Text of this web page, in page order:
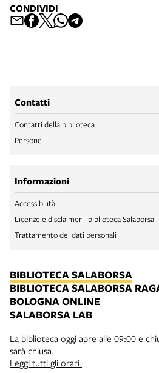
CONDIVIDI
Contatti
Contatti della biblioteca
Persone
Informazioni
Accessibilità
Licenze e disclaimer - biblioteca Salaborsa
Trattamento dei dati personali
BIBLIOTECA SALABORSA
BIBLIOTECA SALABORSA
BOLOGNA ONLINE
SALABORSA LAB
La biblioteca oggi apre alle 09:00 e
sarà chiusa.
Leggi tutti gli orari.